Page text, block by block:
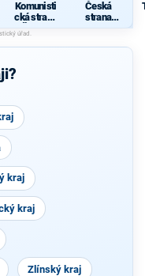
Komunisti
cká strana
Čech a
Moravy
Česká
strana
sociálně
cká
kraj
kraj
Zlínský kraj